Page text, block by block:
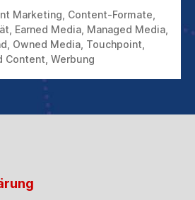
MARKETING
Marketing Content-Formate
Earned Media Managed Media
Owned Media Touchpoint
Content Werbung